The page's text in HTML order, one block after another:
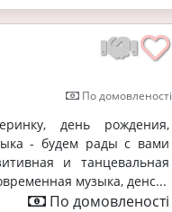
По домовленості
день рождения,
- будем рады с вами
и танцевальная
музыка, денс...
По домовленості